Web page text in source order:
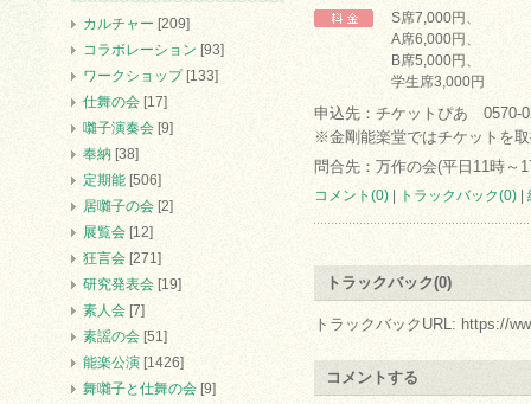
S席7,000円、
A席6,000円、
B席5,000円、
学生席3,000円
申込先：チケットぴあ 0570-
※金剛能楽堂ではチケットを
問合先：万作の会(平日11時
コメント(0) トラックバック(0)
トラックバック(0)
トラックバックURL: https://
コメントする
カルチャー [209]
コラボレーション [93]
ワークショップ[133]
仕舞の会 [17]
囃子演奏会 [9]
奉納 [38]
定期能 [506]
居囃子の会 [2]
展覧会 [12]
狂言会 [271]
研究発表会 [19]
素人会 [7]
素謡の会 [51]
能楽公演 [1426]
舞囃子と仕舞の会 [9]